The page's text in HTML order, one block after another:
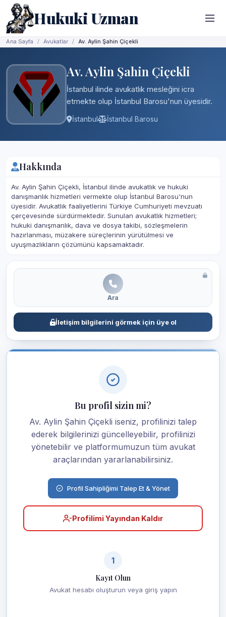
Hukuki Uzman
Ana Sayfa Avukatlar Av. Aylin Şahin Çiçekli
Av. Aylin Şahin Çiçekli
İstanbul ilinde avukatlık mesleğini icra
etmekte olup İstanbul Barosu'nun üyesidir.
İstanbul İstanbul Barosu
Hakkında
Av. Aylin Şahin Çiçekli, İstanbul ilinde avukatlık ve hukuki
danışmanlık hizmetleri vermekte olup İstanbul Barosu'nun
üyesidir. Avukatlık faaliyetlerini Türkiye Cumhuriyeti mevzuatı
çerçevesinde sürdürmektedir. Sunulan avukatlık hizmetleri;
hukuki danışmanlık, dava ve dosya takibi, sözleşmelerin
hazırlanması, müzakere süreçlerinin yürütülmesi ve
uyuşmazlıkların çözümünü kapsamaktadır.
Ara
İletişim bilgilerini görmek için üye ol
Bu profil sizin mi?
Av. Aylin Şahin Çiçekli iseniz, profilinizi talep
ederek bilgilerinizi güncelleyebilir, profilinizi
yönetebilir ve platformumuzun tüm avukat
araçlarından yararlanabilirsiniz.
Profil Sahipliğimi Talep Et & Yönet
Profilimi Yayından Kaldır
1
Kayıt Olun
Avukat hesabı oluşturun veya giriş yapın